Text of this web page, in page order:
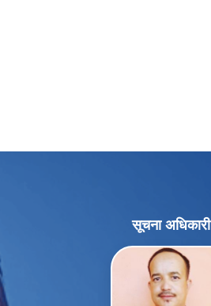
सूचना अधिकारी